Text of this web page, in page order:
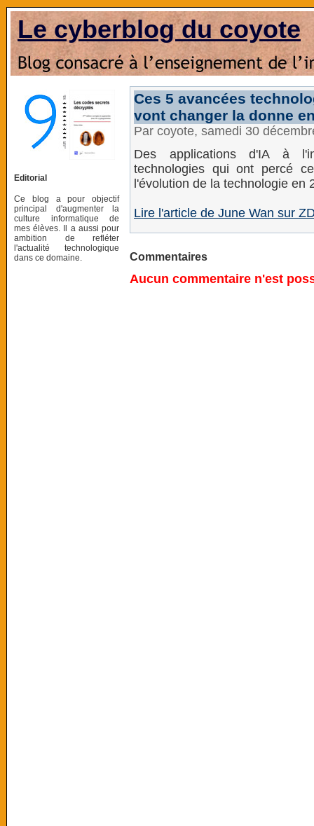
Le cyberblog du coyote
Editorial
Ce blog a pour objectif
principal d'augmenter la
culture informatique de
mes élèves. Il a aussi pour
ambition de refléter
l'actualité technologique
dans ce domaine.
Ces 5 avancées
vont changer la donne
Par coyote, samedi 30
Des applications d'IA à
technologies qui ont percé
l'évolution de la technologie en
Lire l'article de June Wan sur
Commentaires
Aucun commentaire n'est